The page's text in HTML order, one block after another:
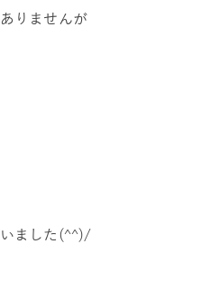
りませんが
ました(^^)/